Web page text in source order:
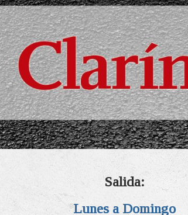
Salida:
Lunes a Domingo